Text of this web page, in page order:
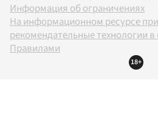
Информация об ограничениях
На информационном ресурсе
рекомендательные технологии в
Правилами
18+